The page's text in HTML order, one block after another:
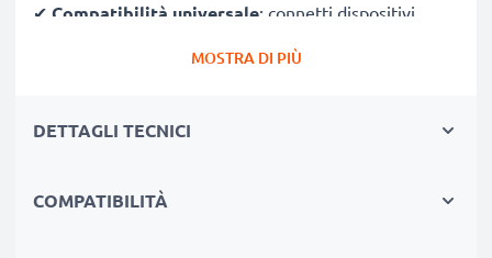
✔ Compatibilità universale: connetti dispositivi
✔Connettori a presa sicura
: connettori precisi, che
✔Manifattura resistente
MOSTRA DI PIÙ
DETTAGLI TECNICI
COMPATIBILITÀ